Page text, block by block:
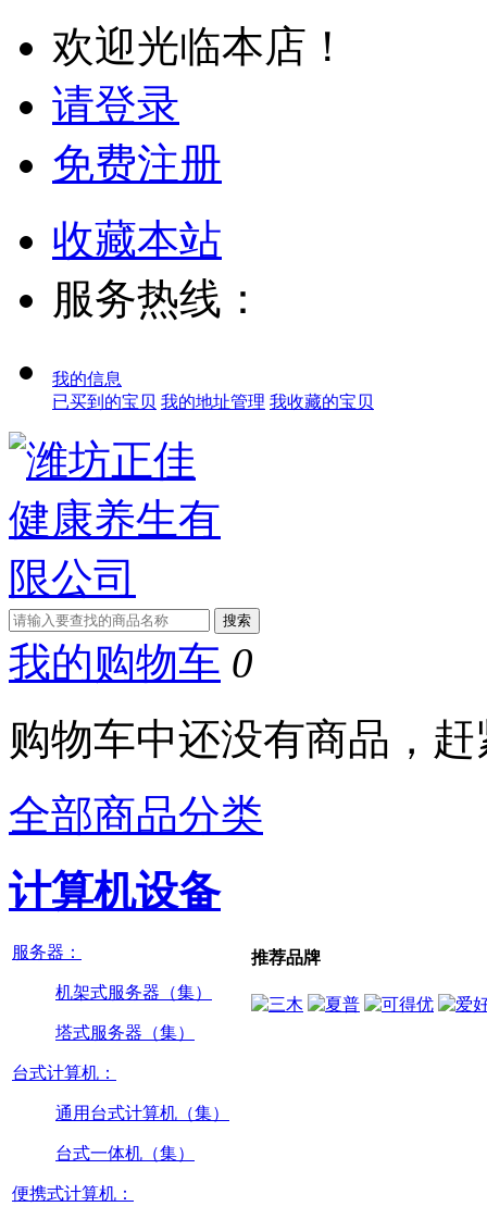
欢迎光临本店！
请登录
免费注册
收藏本站
服务热线：
我的信息
已买到的宝贝 我的地址管理 我收藏的宝贝
我的购物车 0
购物车中还没有商品，
全部商品分类
计算机设备
服务器：
机架式服务器（集）
塔式服务器（集）
台式计算机：
通用台式计算机（集）
台式一体机（集）
便携式计算机：
推荐品牌